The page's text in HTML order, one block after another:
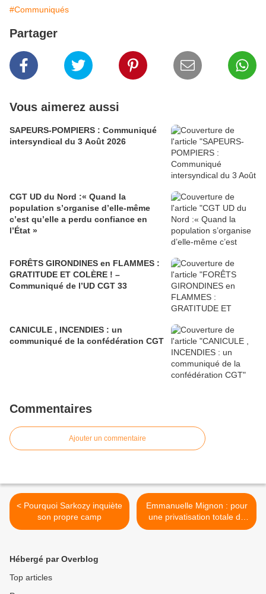
#Communiqués
Partager
Vous aimerez aussi
SAPEURS-POMPIERS : Communiqué
intersyndical du 3 Août 2026
CGT UD du Nord :« Quand la
population s’organise d’elle-même
c’est qu’elle a perdu confiance en
l’État »
FORÊTS GIRONDINES en FLAMMES :
GRATITUDE ET COLÈRE ! –
Communiqué de l’UD CGT 33
CANICULE , INCENDIES : un
communiqué de la confédération CGT
Commentaires
Ajouter un commentaire
< Pourquoi Sarkozy inquiète
son propre camp
Emmanuelle Mignon : pour
une privatisation totale de
l’Education Nationale... >
Hébergé par Overblog
Top articles